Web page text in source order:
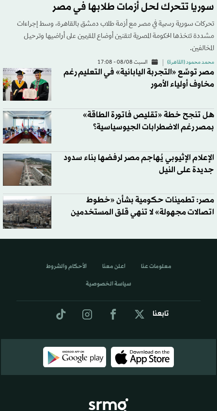
سوريا تتحرك لحل أزمات طلابها في مصر
تحركات سورية رسمية في مصر مع أزمة طلاب دمشق بالقاهرة، وسط إجراءات
مشددة تتخذها الحكومة المصرية لتقنين أوضاع المقيمين على أراضيها وترحيل
المخالفين.
محمد محمود (القاهرة) السبت 08/08 - 17:08
مصر توسِّع «التجربة اليابانية» في التعليم رغم
مخاوف أولياء الأمور
هل تنجح خطة «تقليص فاتورة الطاقة»
بمصر رغم الاضطرابات الجيوسياسية؟
الإعلام الإثيوبي يُهاجم مصر لرفضها بناء سدود
جديدة على النيل
مصر: تطمينات حكومية بشأن «خطوط
اتصالات مجهولة» لا تنهي قلق المستخدمين
تابعنا
معلومات عنا اعلن معنا الأحكام والشروط
سياسة الخصوصية